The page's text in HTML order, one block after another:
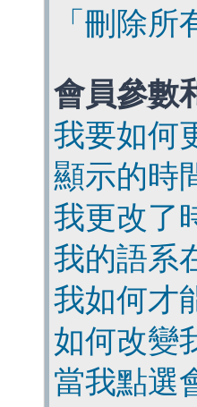
「刪除
會員參數
我要如何
顯示的時
我更改了
我的語系
我如何才
如何改變
當我點選